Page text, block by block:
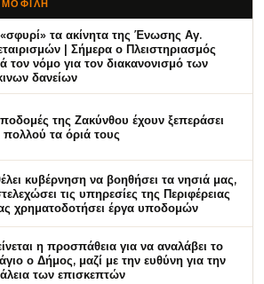
τα ακίνητα της Ένωσης Αγ.
| Σήμερα ο Πλειστηριασμός
τον νόμο για τον διακανονισμό των
δανείων
της Ζακύνθου έχουν ξεπεράσει
τα όριά τους
κυβέρνηση να βοηθήσει τα νησιά μας,
τις υπηρεσίες της Περιφέρειας
χρηματοδοτήσει έργα υποδομών
η προσπάθεια για να αναλάβει το
ο Δήμος, μαζί με την ευθύνη για την
των επισκεπτών